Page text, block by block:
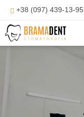
вмісту
+38 (097) 439-13-95